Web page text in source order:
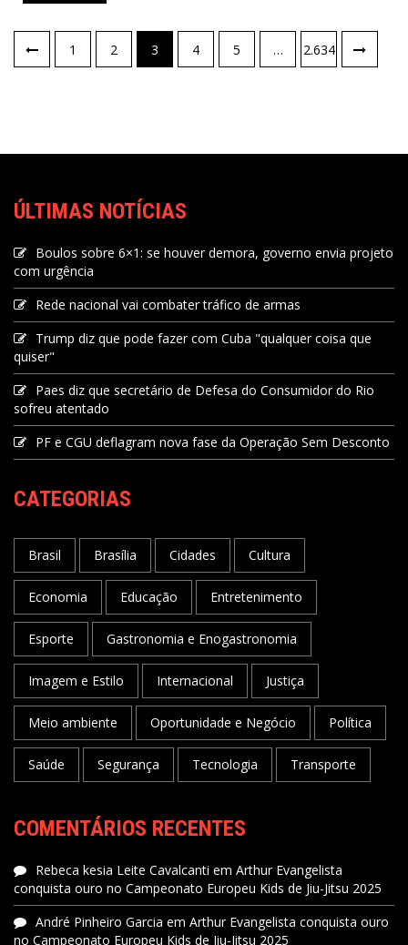
1 2 3 4 5 … 2.634
ÚLTIMAS NOTÍCIAS
Boulos sobre 6×1: se houver demora, governo envia projeto
com urgência
Rede nacional vai combater tráfico de armas
Trump diz que pode fazer com Cuba "qualquer coisa que
quiser"
Paes diz que secretário de Defesa do Consumidor do Rio
sofreu atentado
PF e CGU deflagram nova fase da Operação Sem Desconto
CATEGORIAS
Brasil Brasília Cidades Cultura
Economia Educação Entretenimento
Esporte Gastronomia e Enogastronomia
Imagem e Estilo Internacional Justiça
Meio ambiente Oportunidade e Negócio Política
Saúde Segurança Tecnologia Transporte
COMENTÁRIOS RECENTES
Rebeca kesia Leite Cavalcanti em Arthur Evangelista
conquista ouro no Campeonato Europeu Kids de Jiu-Jitsu 2025
André Pinheiro Garcia em Arthur Evangelista conquista ouro
no Campeonato Europeu Kids de Jiu-Jitsu 2025